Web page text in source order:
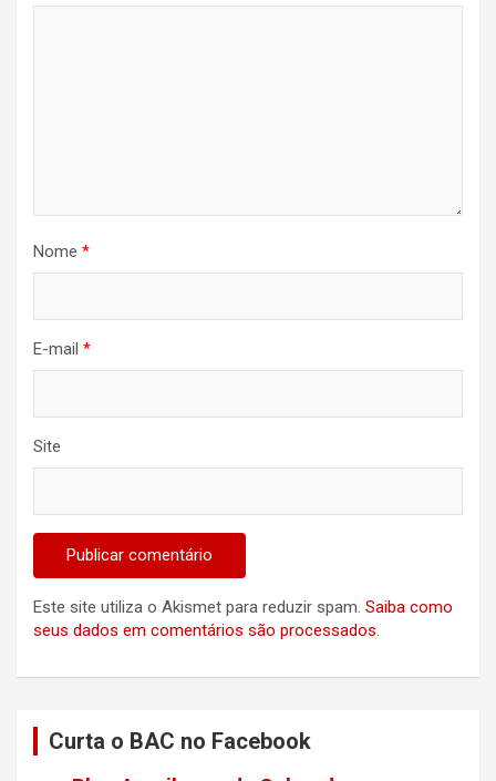
Nome *
E-mail *
Site
Este site utiliza o Akismet para reduzir spam. Saiba como
seus dados em comentários são processados.
Curta o BAC no Facebook